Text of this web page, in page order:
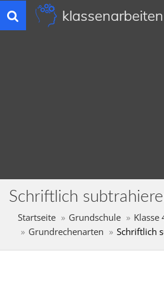
Toggle
navigation
klassenarbeiten
Schriftlich
Startseite Grundschule Klasse
Grundrechenarten
Schriftlich